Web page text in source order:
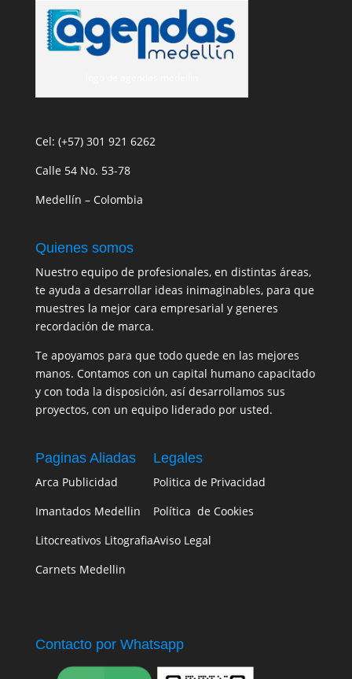
Cel: (+57) 301 921 6262
Calle 54 No. 53-78
Medellín – Colombia
Quienes somos
Nuestro equipo de profesionales, en distintas áreas,
te ayuda a desarrollar ideas inimaginables, para que
muestres la mejor cara empresarial y generes
recordación de marca.
Te apoyamos para que todo quede en las mejores
manos. Contamos con un capital humano capacitado
y con toda la disposición, así desarrollamos sus
proyectos, con un equipo liderado por usted.
Paginas Aliadas
Arca Publicidad
Imantados Medellin
Litocreativos Litografia
Carnets Medellin
Legales
Politica de Privacidad
Política de Cookies
Aviso Legal
Contacto por Whatsapp